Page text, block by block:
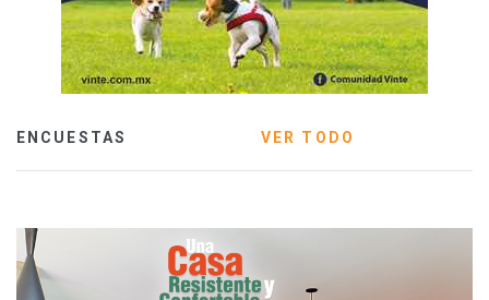
ENCUESTAS VER TODO